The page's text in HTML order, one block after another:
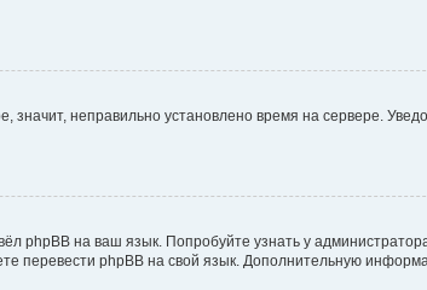
неправильно установлено время на сервере.
phpBB на ваш язык. Попробуйте узнать у
перевести phpBB на свой язык. Дополнительную